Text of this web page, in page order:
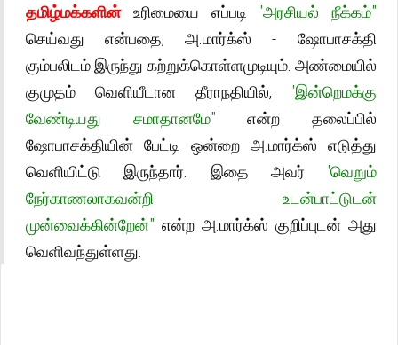
தமிழ்மக்களின்உரிமையை எப்படி 'அரசியல் நீக்கம்"
செய்வது என்பதை, அ.மார்க்ஸ் - ஷோபாசக்தி
கும்பலிடம் இருந்து கற்றுக்கொள்ளமுடியும். அண்மையில்
குமுதம் வெளியீடான தீராநதியில், 'இன்றெமக்கு
வேண்டியது சமாதானமே" என்ற தலைப்பில்
ஷோபாசக்தியின் பேட்டி ஒன்றை அ.மார்க்ஸ் எடுத்து
வெளியிட்டு இருந்தார். இதை அவர் 'வெறும்
நேர்காணலாகவன்றி உடன்பாட்டுடன்
முன்வைக்கின்றேன்" என்ற அ.மார்க்ஸ் குறிப்புடன் அது
வெளிவந்துள்ளது.